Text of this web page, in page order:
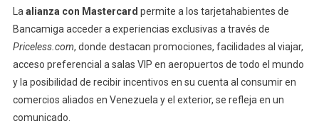
La alianza con Mastercard permite a los tarjetahabientes de
Bancamiga acceder a experiencias exclusivas a través de
Priceless.com, donde destacan promociones, facilidades al viajar,
acceso preferencial a salas VIP en aeropuertos de todo el mundo
y la posibilidad de recibir incentivos en su cuenta al consumir en
comercios aliados en Venezuela y el exterior, se refleja en un
comunicado.